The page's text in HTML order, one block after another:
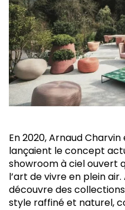
En 2020, Arnaud
lançaient le concept
showroom à ciel ouvert
l’art de vivre en plein
découvre des
style raffiné et naturel,